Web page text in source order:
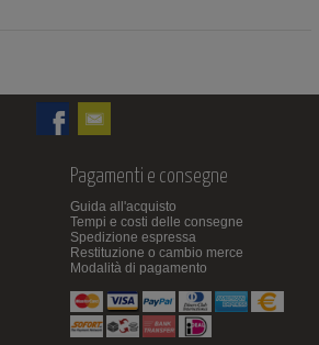
Pagamenti e consegne
Guida all'acquisto
Tempi e costi delle consegne
Spedizione espressa
Restituzione o cambio merce
Modalità di pagamento